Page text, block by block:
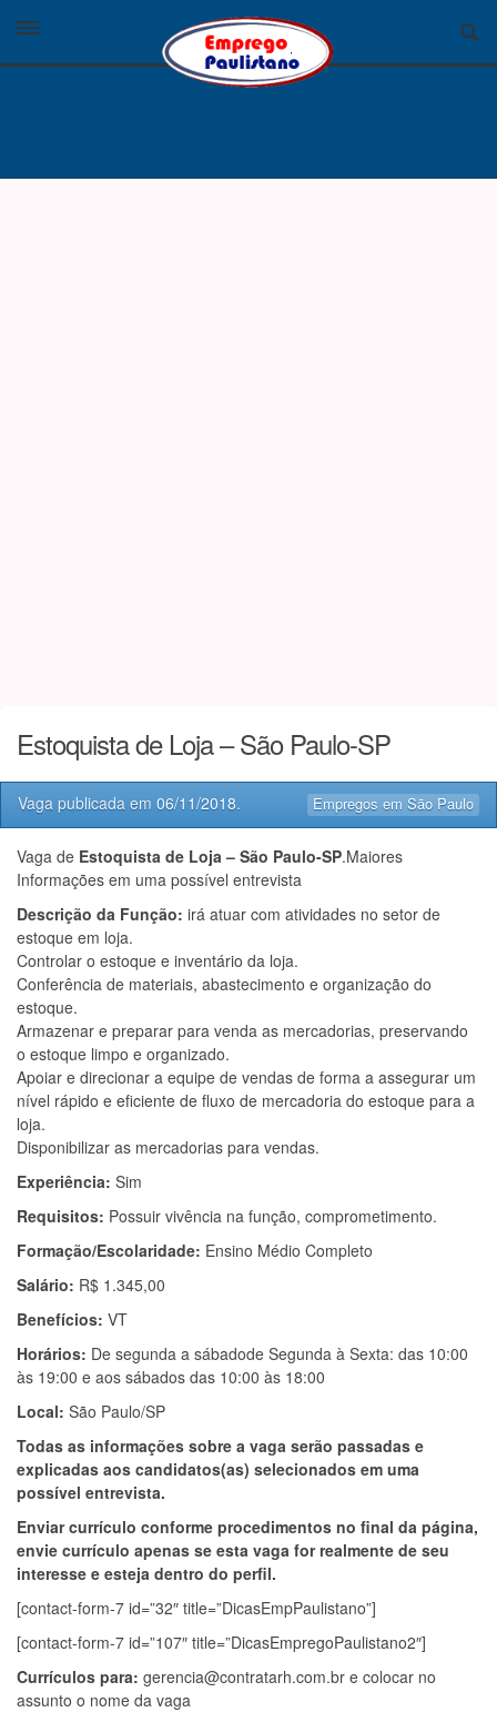
Estoquista de Loja – São Paulo-SP
Empregos em São Paulo
Vaga publicada em 06/11/2018.
Vaga de Estoquista de Loja – São Paulo-SP.Maiores
Informações em uma possível entrevista
Descrição da Função: irá atuar com atividades no setor de
estoque em loja.
Controlar o estoque e inventário da loja.
Conferência de materiais, abastecimento e organização do
estoque.
Armazenar e preparar para venda as mercadorias, preservando
o estoque limpo e organizado.
Apoiar e direcionar a equipe de vendas de forma a assegurar um
nível rápido e eficiente de fluxo de mercadoria do estoque para a
loja.
Disponibilizar as mercadorias para vendas.
Experiência: Sim
Requisitos: Possuir vivência na função, comprometimento.
Formação/Escolaridade: Ensino Médio Completo
Salário: R$ 1.345,00
Benefícios: VT
Horários: De segunda a sábadode Segunda à Sexta: das 10:00
às 19:00 e aos sábados das 10:00 às 18:00
Local: São Paulo/SP
Todas as informações sobre a vaga serão passadas e
explicadas aos candidatos(as) selecionados em uma
possível entrevista.
Enviar currículo conforme procedimentos no final da página,
envie currículo apenas se esta vaga for realmente de seu
interesse e esteja dentro do perfil.
[contact-form-7 id=”32″ title=”DicasEmpPaulistano”]
[contact-form-7 id=”107″ title=”DicasEmpregoPaulistano2″]
Currículos para: gerencia@contratarh.com.br e colocar no
assunto o nome da vaga